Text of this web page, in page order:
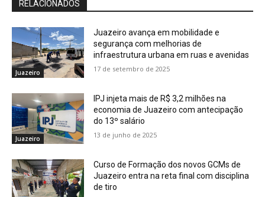
RELACIONADOS
Juazeiro
Juazeiro avança em mobilidade e
segurança com melhorias de
infraestrutura urbana em ruas e avenidas
17 de setembro de 2025
Juazeiro
IPJ injeta mais de R$ 3,2 milhões na
economia de Juazeiro com antecipação
do 13º salário
13 de junho de 2025
Curso de Formação dos novos GCMs de
Juazeiro entra na reta final com disciplina
de tiro